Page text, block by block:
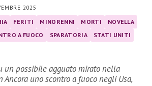
2025
FERITI MINORENNI MORTI
NOVELLA
A FUOCO SPARATORIA
STATI UNITI
un possibile agguato mirato nella
Ancora uno scontro a fuoco negli Usa,